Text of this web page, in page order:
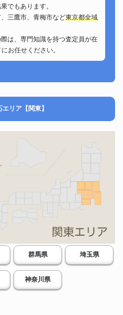
でもあります。
三鷹市、青梅市など東京都全域
は、専門知識を持つ査定員が在
お任せください。
リア【関東】
群馬県 埼玉県
神奈川県